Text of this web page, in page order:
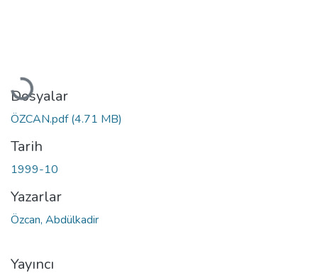
Yükleniyor...
Dosyalar
ÖZCAN.pdf(4.71 MB)
Tarih
1999-10
Yazarlar
Özcan, Abdülkadir
Yayıncı